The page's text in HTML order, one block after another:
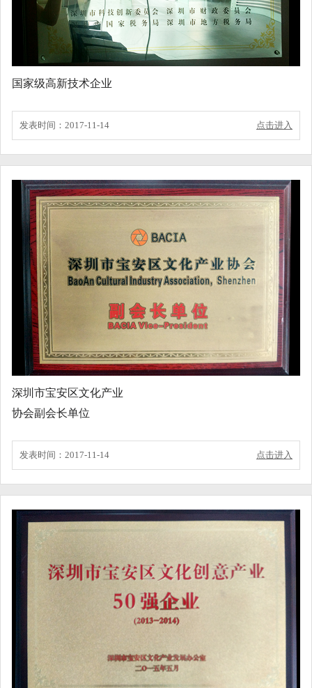
国家级高新技术企业
发表时间：2017-11-14 点击进入
深圳市宝安区文化产业
协会副会长单位
发表时间：2017-11-14 点击进入